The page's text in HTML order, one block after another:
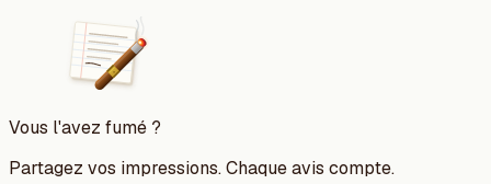
Vous l'avez fumé ?
Partagez vos impressions. Chaque avis compte.